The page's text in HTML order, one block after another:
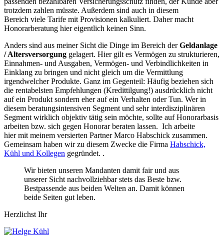
trotzdem zahlen müsste. Außerdem sind auch in diesem
Bereich viele Tarife mit Provisionen kalkuliert. Daher macht
Honorarberatung hier eigentlich keinen Sinn.
Anders sind aus meiner Sicht die Dinge im Bereich derGeldanlage
/ Altersversorgung gelagert. Hier gilt es Vermögen zu strukturieren,
Einnahmen- und Ausgaben, Vermögen- und Verbindlichkeiten in
Einklang zu bringen und nicht gleich um die Vermittlung
irgendwelcher Produkte. Ganz im Gegenteil: Häufig beziehen sich
die rentabelsten Empfehlungen (Kredittilgung!) ausdrücklich nicht
auf ein Produkt sondern eher auf ein Verhalten oder Tun. Wer in
diesem beratungsintensiven Segment und sehr interdisziplinären
Segment wirklich objektiv tätig sein möchte, sollte auf Honorarbasis
arbeiten bzw. sich gegen Honorar beraten lassen. Ich arbeite
hier mit meinem versierten Partner Marco Habschick zusammen.
Gemeinsam haben wir zu diesem Zwecke die Firma Habschick,
Kühl und Kollegen gegründet. .
Wir bieten unseren Mandanten damit fair und aus
unserer Sicht nachvollziehbar stets das Beste bzw.
Bestpassende aus beiden Welten an. Damit können
beide Seiten gut leben.
Herzlichst Ihr